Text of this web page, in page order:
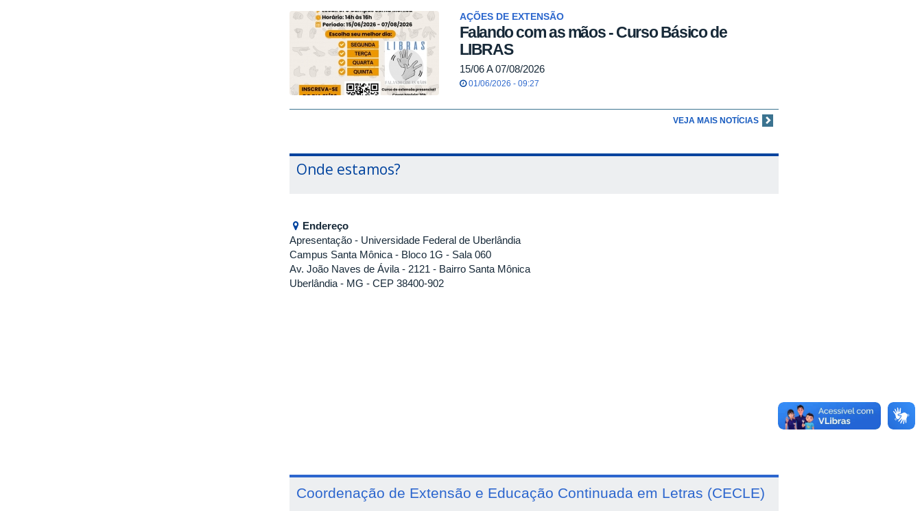
AÇÕES DE EXTENSÃO
Falando com as mãos - Curso Básico de
LIBRAS
15/06 A 07/08/2026
01/06/2026 - 09:27
VEJA MAIS NOTÍCIAS
Onde estamos?
Endereço
Apresentação - Universidade Federal de Uberlândia
Campus Santa Mônica - Bloco 1G - Sala 060
Av. João Naves de Ávila - 2121 - Bairro Santa Mônica
Uberlândia - MG - CEP 38400-902
Coordenação de Extensão e Educação Continuada em Letras (CECLE)